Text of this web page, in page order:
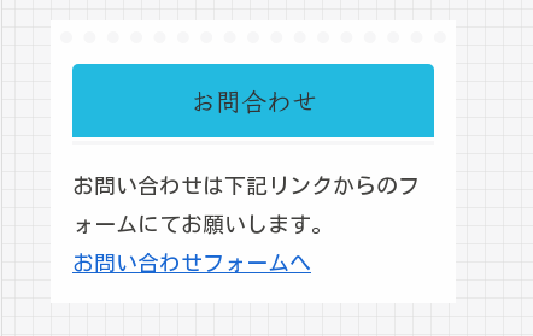
お問合わせ
お問い合わせは下記リンクからのフ
ォームにてお願いします。
お問い合わせフォームへ